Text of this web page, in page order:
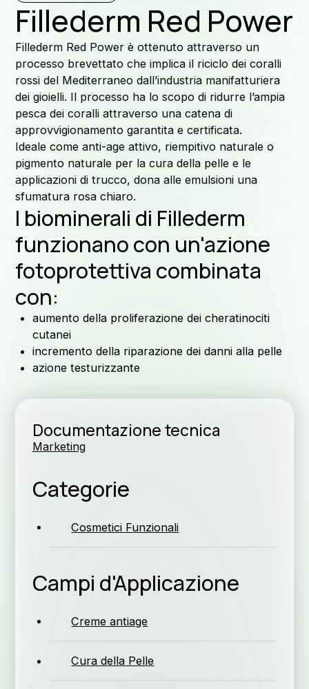
Fillederm Red Power
Fillederm Red Power è ottenuto attraverso un
processo brevettato che implica il riciclo dei coralli
rossi del Mediterraneo dall’industria manifatturiera
dei gioielli. Il processo ha lo scopo di ridurre l’ampia
pesca dei coralli attraverso una catena di
approvvigionamento garantita e certificata.
Ideale come anti-age attivo, riempitivo naturale o
pigmento naturale per la cura della pelle e le
applicazioni di trucco, dona alle emulsioni una
sfumatura rosa chiaro.
I biominerali di Fillederm
funzionano con un'azione
fotoprotettiva combinata
con:
aumento della proliferazione dei cheratinociti
cutanei
incremento della riparazione dei danni alla pelle
azione testurizzante
Documentazione tecnica
Marketing
Categorie
Cosmetici Funzionali
Campi d'Applicazione
Creme antiage
Cura della Pelle